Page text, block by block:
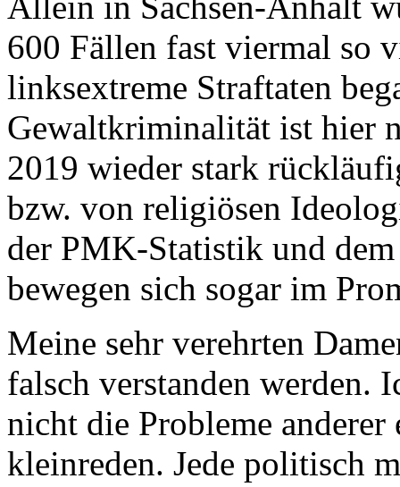
600 Fällen fast viermal so
linksextreme Straftaten
Gewaltkriminalität ist hier
2019 wieder stark
bzw. von religiösen
der PMK-Statistik und
bewegen sich sogar im
Meine sehr verehrten
falsch verstanden werden.
nicht die Probleme
kleinreden. Jede politisch